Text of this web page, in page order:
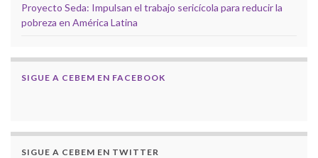
Proyecto Seda: Impulsan el trabajo sericícola para reducir la
pobreza en América Latina
SIGUE A CEBEM EN FACEBOOK
SIGUE A CEBEM EN TWITTER